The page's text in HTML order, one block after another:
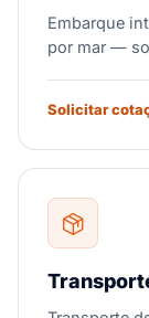
Embarque
por mar —
Solicitar